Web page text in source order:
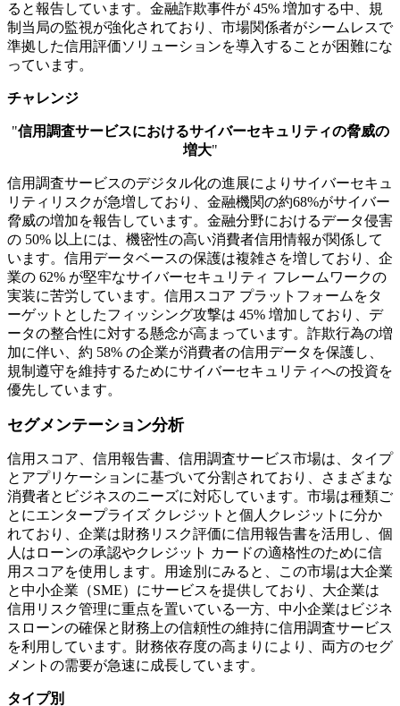
ると報告しています。金融詐欺事件が 45% 増加する中、規
制当局の監視が強化されており、市場関係者がシームレスで
準拠した信用評価ソリューションを導入することが困難にな
っています。
チャレンジ
"信用調査サービスにおけるサイバーセキュリティの脅威の
増大"
信用調査サービスのデジタル化の進展によりサイバーセキュ
リティリスクが急増しており、金融機関の約68%がサイバー
脅威の増加を報告しています。金融分野におけるデータ侵害
の 50% 以上には、機密性の高い消費者信用情報が関係して
います。信用データベースの保護は複雑さを増しており、企
業の 62% が堅牢なサイバーセキュリティ フレームワークの
実装に苦労しています。信用スコア プラットフォームをタ
ーゲットとしたフィッシング攻撃は 45% 増加しており、デ
ータの整合性に対する懸念が高まっています。詐欺行為の増
加に伴い、約 58% の企業が消費者の信用データを保護し、
規制遵守を維持するためにサイバーセキュリティへの投資を
優先しています。
セグメンテーション分析
信用スコア、信用報告書、信用調査サービス市場は、タイプ
とアプリケーションに基づいて分割されており、さまざまな
消費者とビジネスのニーズに対応しています。市場は種類ご
とにエンタープライズ クレジットと個人クレジットに分か
れており、企業は財務リスク評価に信用報告書を活用し、個
人はローンの承認やクレジット カードの適格性のために信
用スコアを使用します。用途別にみると、この市場は大企業
と中小企業（SME）にサービスを提供しており、大企業は
信用リスク管理に重点を置いている一方、中小企業はビジネ
スローンの確保と財務上の信頼性の維持に信用調査サービス
を利用しています。財務依存度の高まりにより、両方のセグ
メントの需要が急速に成長しています。
タイプ別